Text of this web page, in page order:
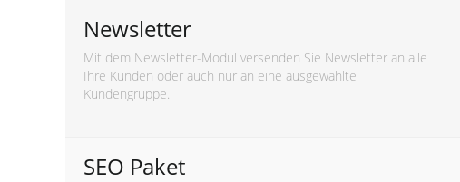
Newsletter
Mit dem Newsletter-Modul versenden Sie Newsletter an alle
Ihre Kunden oder auch nur an eine ausgewählte
Kundengruppe.
SEO Paket